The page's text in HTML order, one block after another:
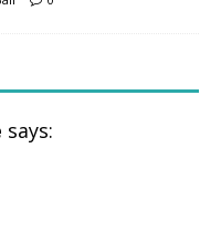
says: